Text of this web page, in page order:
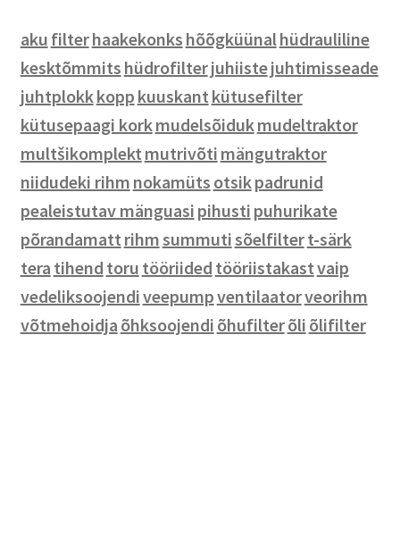
Põrandamatid
Filtrid
Märgid
Prillid
Tööriided
Meeste riided
Naiste riided
Laste riided
Mütsid
Pealeistutavad mänguasjad
Mänguasjad
Mudelsõidukid
Pusled ja lauamängud
aku filterhaakekonks hõõgküünalhüdrauliline
kesktõmmits hüdrofilterjuhiistejuhtimisseade
juhtplokkkopp kuuskant kütusefilter
kütusepaagi korkmudelsõidukmudeltraktor
multšikomplekt mutrivõti mängutraktor
niidudeki rihm nokamüts otsikpadrunid
pealeistutav mänguasi pihusti puhurikate
põrandamatt rihmsummutisõelfiltert-särk
tera tihend toru tööriided tööriistakastvaip
vedeliksoojendiveepumpventilaatorveorihm
võtmehoidja õhksoojendi õhufilterõli õlifilter